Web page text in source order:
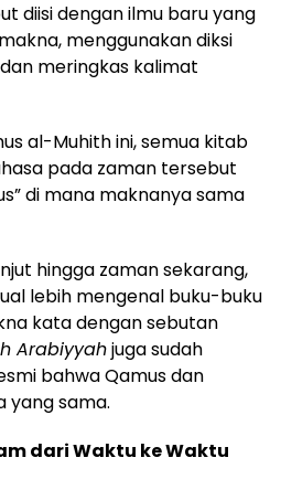
diisi dengan ilmu baru yang
menggunakan diksi
meringkas kalimat
al-Muhith ini, semua kitab
pada zaman tersebut
di mana maknanya sama
hingga zaman sekarang,
lebih mengenal buku-buku
kata dengan sebutan
Arabiyyahjuga sudah
bahwa Qamus dan
yang sama.
dari Waktu ke Waktu